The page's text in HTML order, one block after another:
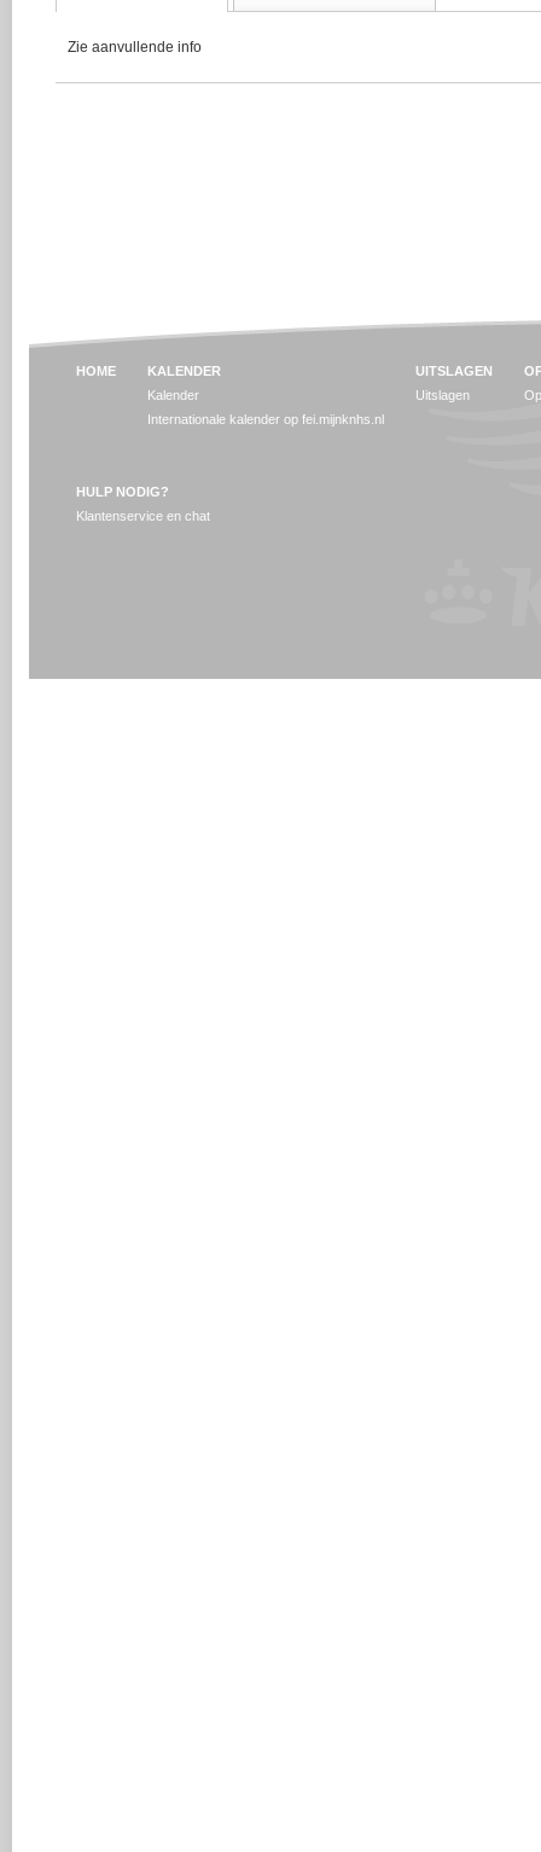
Zie aanvullende info
HOME
KALENDER
Kalender
Internationale kalender op fei.mijnknhs.nl
UITSLAGEN
Uitslagen
HULP NODIG?
Klantenservice en chat